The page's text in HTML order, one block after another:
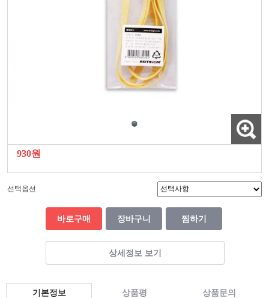
930원
선택옵션
바로구매 장바구니 찜하기
상세정보 보기
기본정보 상품평 상품문의